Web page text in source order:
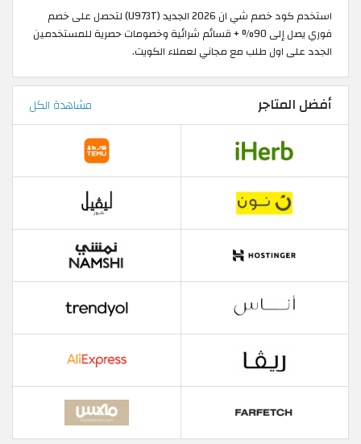
استخدم كود خصم شي ان 2026 الجديد (U973T) لتحصل على خصم
فوري يصل إلى 90% + قسائم شرائية وخصومات حصرية للمستخدمين
الجدد على اول طلب مع مجاني لعملاء الكويت.
أفضل المتاجر مشاهدة الكل